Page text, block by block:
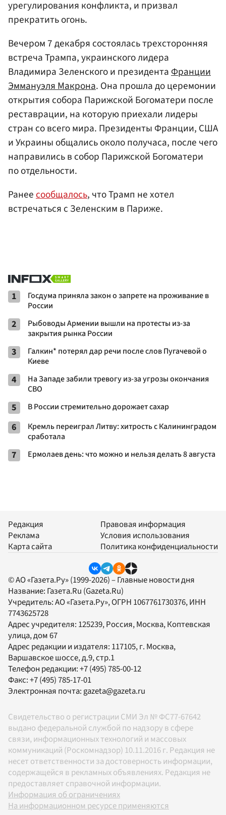
урегулирования конфликта, и призвал
прекратить огонь.
Вечером 7 декабря состоялась трехсторонняя
встреча Трампа, украинского лидера
Владимира Зеленского и президентаФранции
Эммануэля Макрона. Она прошла до церемонии
открытия собора Парижской Богоматери после
реставрации, на которую приехали лидеры
стран со всего мира. Президенты Франции, США
и Украины общались около получаса, после чего
направились в собор Парижской Богоматери
по отдельности.
Ранеесообщалось, что Трамп не хотел
встречаться с Зеленским в Париже.
1
Госдума приняла закон о запрете на проживание в
России
2
Рыбоводы Армении вышли на протесты из-за
закрытия рынка России
3
Галкин* потерял дар речи после слов Пугачевой о
Киеве
4
На Западе забили тревогу из-за угрозы окончания
СВО
5 В России стремительно дорожает сахар
6
Кремль переиграл Литву: хитрость с Калининградом
сработала
7 Ермолаев день: что можно и нельзя делать 8 августа
Редакция
Реклама
Карта сайта
Правовая информация
Условия использования
Политика конфиденциальности
© АО «Газета.Ру» (1999-2026) – Главные новости дня
Название: Газета.Ru (Gazeta.Ru)
Учредитель:АО «Газета.Ру», ОГРН 1067761730376, ИНН
7743625728
Адрес учредителя: 125239, Россия, Москва, Коптевская
улица, дом 67
Адрес редакции и издателя: 117105, г. Москва,
Варшавское шоссе, д.9, стр.1
Телефон редакции:+7 (495) 785-00-12
Факс:+7 (495) 785-17-01
Электронная почта:gazeta@gazeta.ru
Свидетельство о регистрации СМИ Эл № ФС77-67642
выдано федеральной службой по надзору в сфере
связи, информационных технологий и массовых
коммуникаций (Роскомнадзор) 10.11.2016 г. Редакция не
несет ответственности за достоверность информации,
содержащейся в рекламных объявлениях. Редакция не
предоставляет справочной информации.
Информация об ограничениях
На информационном ресурсе применяются